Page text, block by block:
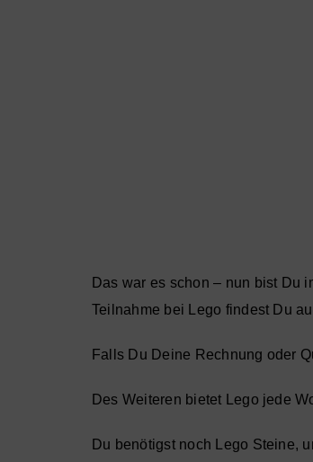
Das war es schon – nun bist Du
Teilnahme bei Lego findest Du
Falls Du Deine Rechnung oder
Des Weiteren bietet Lego jede
Du benötigst noch Lego Steine,